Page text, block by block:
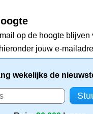
op de hoogte blijven
jouw e-
wekelijks de